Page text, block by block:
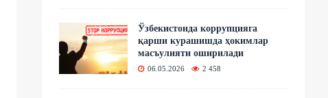
Ўзбекистонда коррупцияга
қарши курашишда ҳокимлар
масъулияти оширилади
06.05.2026 2 458